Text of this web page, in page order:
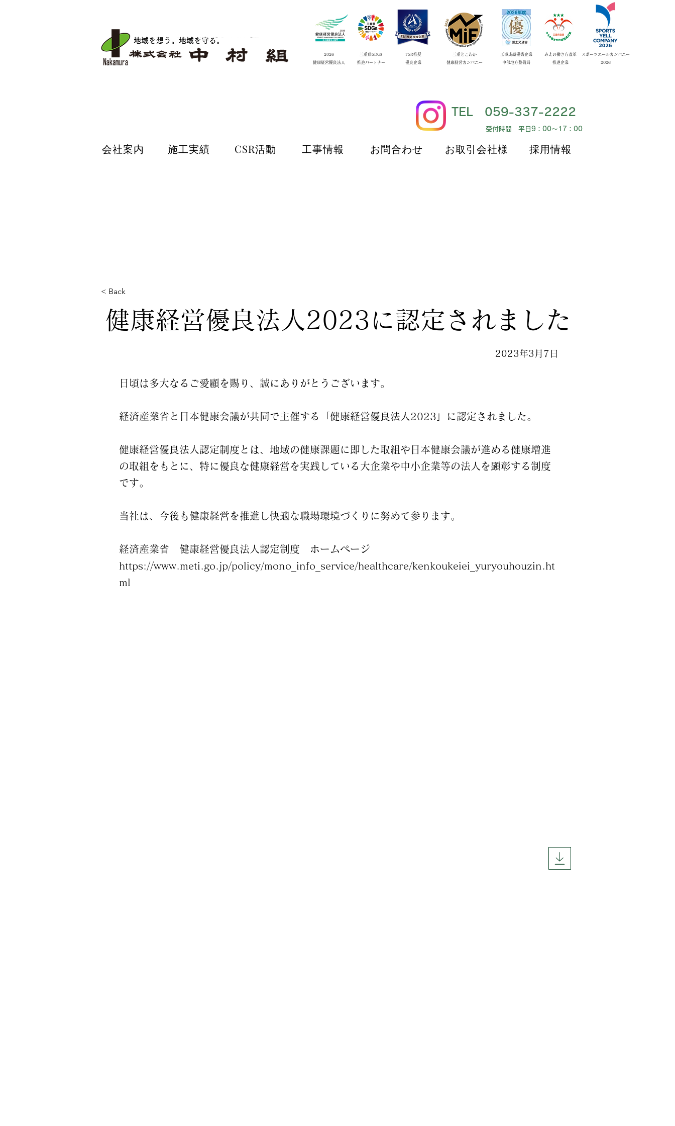
地域を想う。地域を守る 。
2026
​健康経営優良法人
三重県SDGs
​推進 パートナー
TSR推奨
​優良企業
​三重とこわか
健康経営カンパニー
みえの働き方改革
​推進企業
工事成績優秀企業
​中部地方整備局
スポーツエールカンパニー
​2026
​TEL 059-337-2222
​受付時間 平日9：00～17：00
会社案内 施工実績 CSR活動 工事情報 お問合わせ お取引会社様 採用情報
会社案内 施工実績 CSR活動 お取引会社様
工事情報 採用情報
お問合わせ
< Back
健康経営優良法人2023に認定されました
2023年3月7日
日頃は多大なるご愛顧を賜り、誠にありがとうございます。
経済産業省と日本健康会議が共同で主催する「健康経営優良法人2023」に認定されました。
健康経営優良法人認定制度とは、地域の健康課題に即した取組や日本健康会議が進める健康増進
の取組をもとに、特に優良な健康経営を実践している大企業や中小企業等の法人を顕彰する制度
です。
当社は、今後も健康経営を推進し快適な職場環境づくりに努めて参ります。
経済産業省 健康経営優良法人認定制度 ホームページ
https://www.meti.go.jp/policy/mono_info_service/healthcare/kenkoukeiei_yuryouhouzin.ht
ml